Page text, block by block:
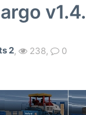
2, 238, 0